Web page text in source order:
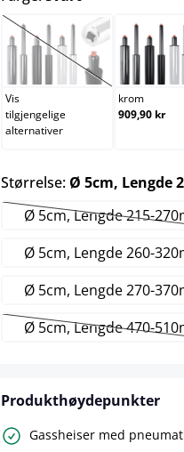
hvit
(Dette alternativet
Vis
tilgjengelige
alternativer
krom
909,90 kr
Størrelse: Ø 5cm, Lengde
Ø 5cm, Lengde 215-
(Dette
Ø 5cm, Lengde 260-
Ø 5cm, Lengde 270-
Ø 5cm, Lengde 470-
(Dette
Produkthøydepunkter
Gassheiser med